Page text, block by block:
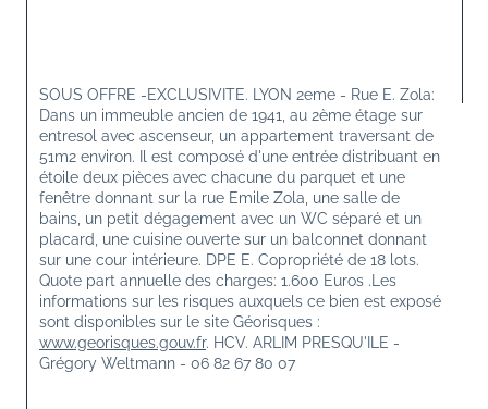
SOUS OFFRE -EXCLUSIVITE. LYON 2eme - Rue E. Zola:
Dans un immeuble ancien de 1941, au 2ème étage sur
entresol avec ascenseur, un appartement traversant de
51m2 environ. Il est composé d'une entrée distribuant en
étoile deux pièces avec chacune du parquet et une
fenêtre donnant sur la rue Emile Zola, une salle de
bains, un petit dégagement avec un WC séparé et un
placard, une cuisine ouverte sur un balconnet donnant
sur une cour intérieure. DPE E. Copropriété de 18 lots.
Quote part annuelle des charges: 1.600 Euros .Les
informations sur les risques auxquels ce bien est exposé
sont disponibles sur le site Géorisques :
www.georisques.gouv.fr. HCV. ARLIM PRESQU'ILE -
Grégory Weltmann - 06 82 67 80 07